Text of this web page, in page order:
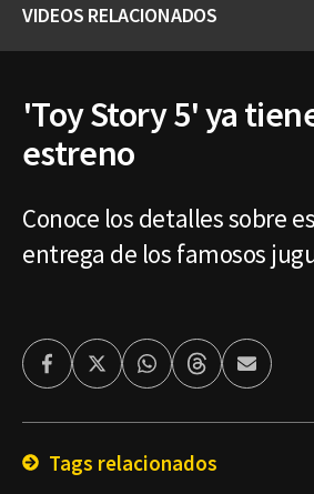
VIDEOS RELACIONADOS
'Toy Story 5' ya
estreno
Conoce los detalles sobre
entrega de los famosos
FacebookTwitterWhatsappThreadsEnviar
por
Tags relacionados